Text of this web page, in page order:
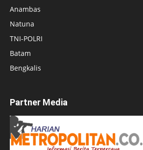
Anambas
Natuna
TNI-POLRI
Batam
Bengkalis
Partner Media